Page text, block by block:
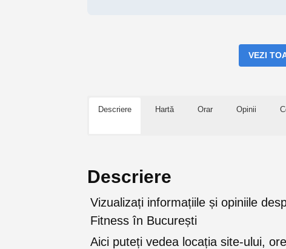
VEZI
Descriere Hartă Orar Opinii
Descriere
Vizualizați informațiile și opiniile
Fitness în București
Aici puteți vedea locația site-ului,